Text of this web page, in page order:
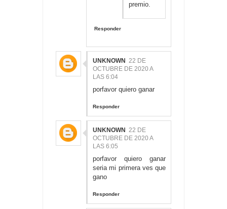
premio.
Responder
UNKNOWN 22 DE
OCTUBRE DE 2020 A
LAS 6:04
porfavor quiero ganar
Responder
UNKNOWN 22 DE
OCTUBRE DE 2020 A
LAS 6:05
porfavor quiero ganar
seria mi primera ves que
gano
Responder